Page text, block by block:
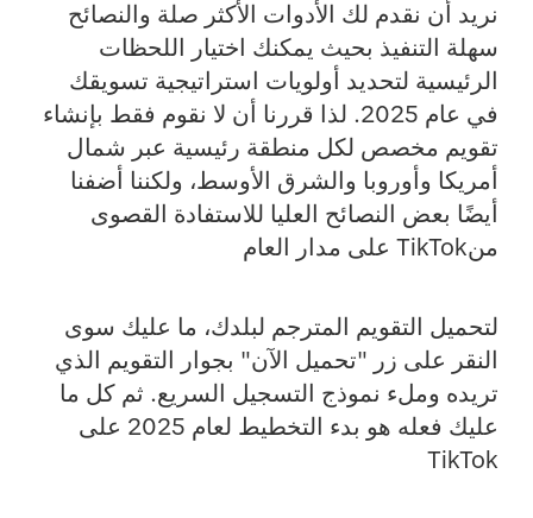
نريد أن نقدم لك الأدوات الأكثر صلة والنصائح
سهلة التنفيذ بحيث يمكنك اختيار اللحظات
الرئيسية لتحديد أولويات استراتيجية تسويقك
في عام 2025. لذا قررنا أن لا نقوم فقط بإنشاء
تقويم مخصص لكل منطقة رئيسية عبر شمال
أمريكا وأوروبا والشرق الأوسط، ولكننا أضفنا
أيضًا بعض النصائح العليا للاستفادة القصوى
منTikTok على مدار العام
لتحميل التقويم المترجم لبلدك، ما عليك سوى
النقر على زر "تحميل الآن" بجوار التقويم الذي
تريده وملء نموذج التسجيل السريع. ثم كل ما
عليك فعله هو بدء التخطيط لعام 2025 على
TikTok